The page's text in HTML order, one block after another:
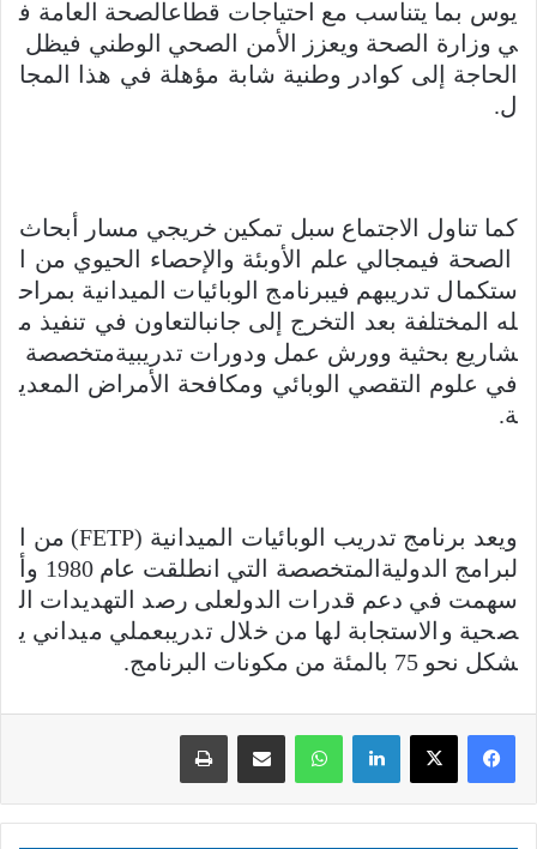
يوس بما يتناسب مع احتياجات قطاعالصحة العامة ف
ي وزارة الصحة ويعزز الأمن الصحي الوطني فيظل
الحاجة إلى كوادر وطنية شابة مؤهلة في هذا المجا
ل.
كما تناول الاجتماع سبل تمكين خريجي مسار أبحاث
الصحة فيمجالي علم الأوبئة والإحصاء الحيوي من ا
ستكمال تدريبهم فيبرنامج الوبائيات الميدانية بمراح
له المختلفة بعد التخرج إلى جانبالتعاون في تنفيذ م
شاريع بحثية وورش عمل ودورات تدريبيةمتخصصة
في علوم التقصي الوبائي ومكافحة الأمراض المعدي
ة.
ويعد برنامج تدريب الوبائيات الميدانية (FETP) من ا
لبرامج الدوليةالمتخصصة التي انطلقت عام 1980 وأ
سهمت في دعم قدرات الدولعلى رصد التهديدات ال
صحية والاستجابة لها من خلال تدريبعملي ميداني ي
شكل نحو 75 بالمئة من مكونات البرنامج.
لينكدإن واتساب مشاركة عبر البريد طباعة